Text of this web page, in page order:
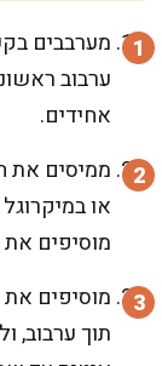
מערבבים
ערבוב
אחידים.
ממיסים את
או
מוסיפים את
מוסיפים
תוך ערבוב,